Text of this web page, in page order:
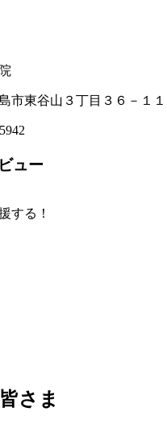
市東谷山３丁目３６－１１
ュー
する！
さま